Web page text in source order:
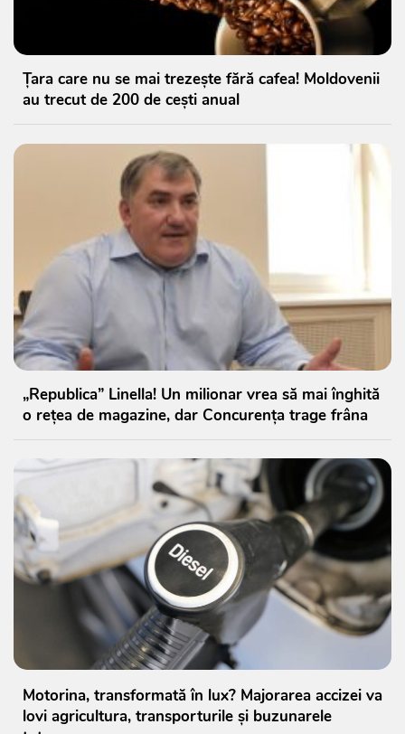
Țara care nu se mai trezește fără cafea! Moldovenii
au trecut de 200 de cești anual
„Republica” Linella! Un milionar vrea să mai înghită
o rețea de magazine, dar Concurența trage frâna
Motorina, transformată în lux? Majorarea accizei va
lovi agricultura, transporturile și buzunarele